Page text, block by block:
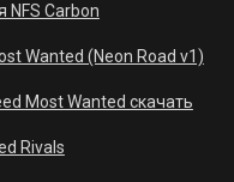
NFS Carbon
Wanted (Neon Road v1)
Most Wanted скачать
Rivals